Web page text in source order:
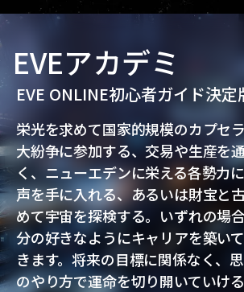
EVEアカデミ
EVE ONLINE初心者ガイド決定
栄光を求めて国家的規模のカプセ
大紛争に参加する、交易や生産を
く、ニューエデンに栄える各勢力
声を手に入れる、あるいは財宝と
めて宇宙を探検する。いずれの場
分の好きなようにキャリアを築い
きます。将来の目標に関係なく、
のやり方で運命を切り開いていける